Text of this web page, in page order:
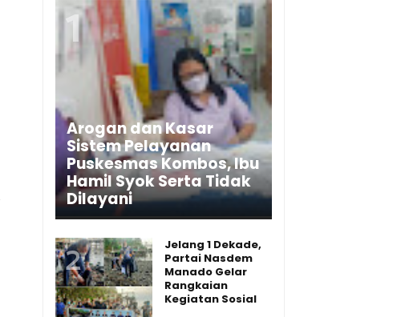
Arogan dan Kasar
Sistem Pelayanan
Puskesmas Kombos, Ibu
Hamil Syok Serta Tidak
Dilayani
Jelang 1 Dekade,
Partai Nasdem
Manado Gelar
Rangkaian
Kegiatan Sosial